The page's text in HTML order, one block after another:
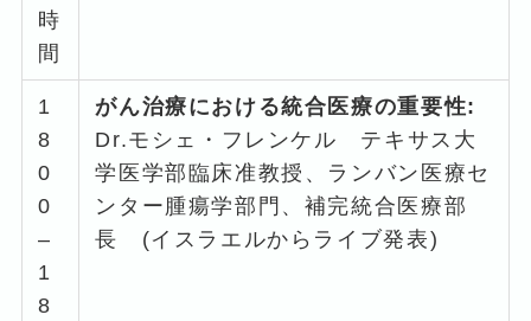
時
間
1
8
0
0
–
1
8
がん治療における統合医療の重要性:
Dr.モシェ・フレンケル テキサス大
学医学部臨床准教授、ランバン医療セ
ンター腫瘍学部門、補完統合医療部
長 (イスラエルからライブ発表)